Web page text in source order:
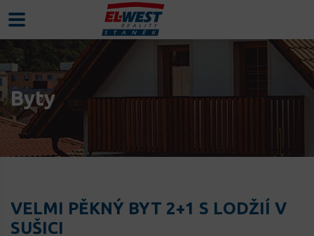
Byty
VELMI PĚKNÝ BYT 2+1 S LODŽIÍ V
SUŠICI